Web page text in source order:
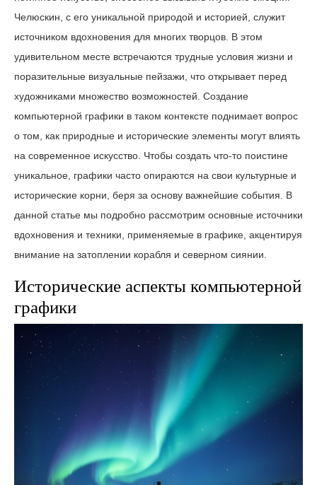
Челюскин, с его уникальной природой и историей, служит
источником вдохновения для многих творцов. В этом
удивительном месте встречаются трудные условия жизни и
поразительные визуальные пейзажи, что открывает перед
художниками множество возможностей. Создание
компьютерной графики в таком контексте поднимает вопрос
о том, как природные и исторические элементы могут влиять
на современное искусство. Чтобы создать что-то поистине
уникальное, графики часто опираются на свои культурные и
исторические корни, беря за основу важнейшие события. В
данной статье мы подробно рассмотрим основные источники
вдохновения и техники, применяемые в графике, акцентируя
внимание на затоплении корабля и северном сиянии.
Исторические аспекты компьютерной
графики